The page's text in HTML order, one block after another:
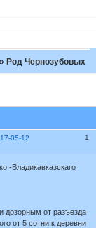
»Род Чернозубовых
1
05-12
-Владикавказскаго
дозорным от разъезда
от 5 сотни к деревни